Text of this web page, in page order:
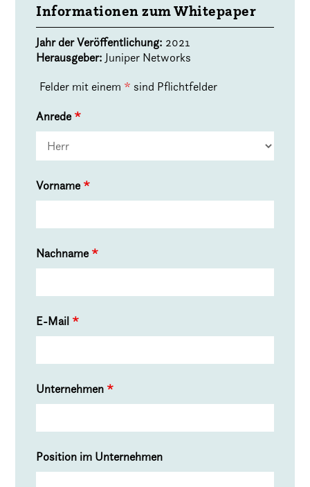
Informationen zum Whitepaper
Jahr der Veröffentlichung: 2021
Herausgeber: Juniper Networks
Felder mit einem * sind Pflichtfelder
Anrede *
Vorname *
Nachname *
E-Mail *
Unternehmen *
Position im Unternehmen